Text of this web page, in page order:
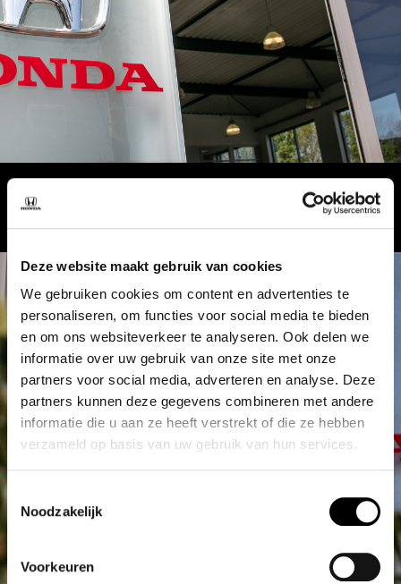
Deze website maakt gebruik van cookies
We gebruiken cookies om content en advertenties te
personaliseren, om functies voor social media te bieden
en om ons websiteverkeer te analyseren. Ook delen we
informatie over uw gebruik van onze site met onze
partners voor social media, adverteren en analyse. Deze
partners kunnen deze gegevens combineren met andere
informatie die u aan ze heeft verstrekt of die ze hebben
verzameld op basis van uw gebruik van hun services.
Noodzakelijk
Voorkeuren
TEAM EMST
team >